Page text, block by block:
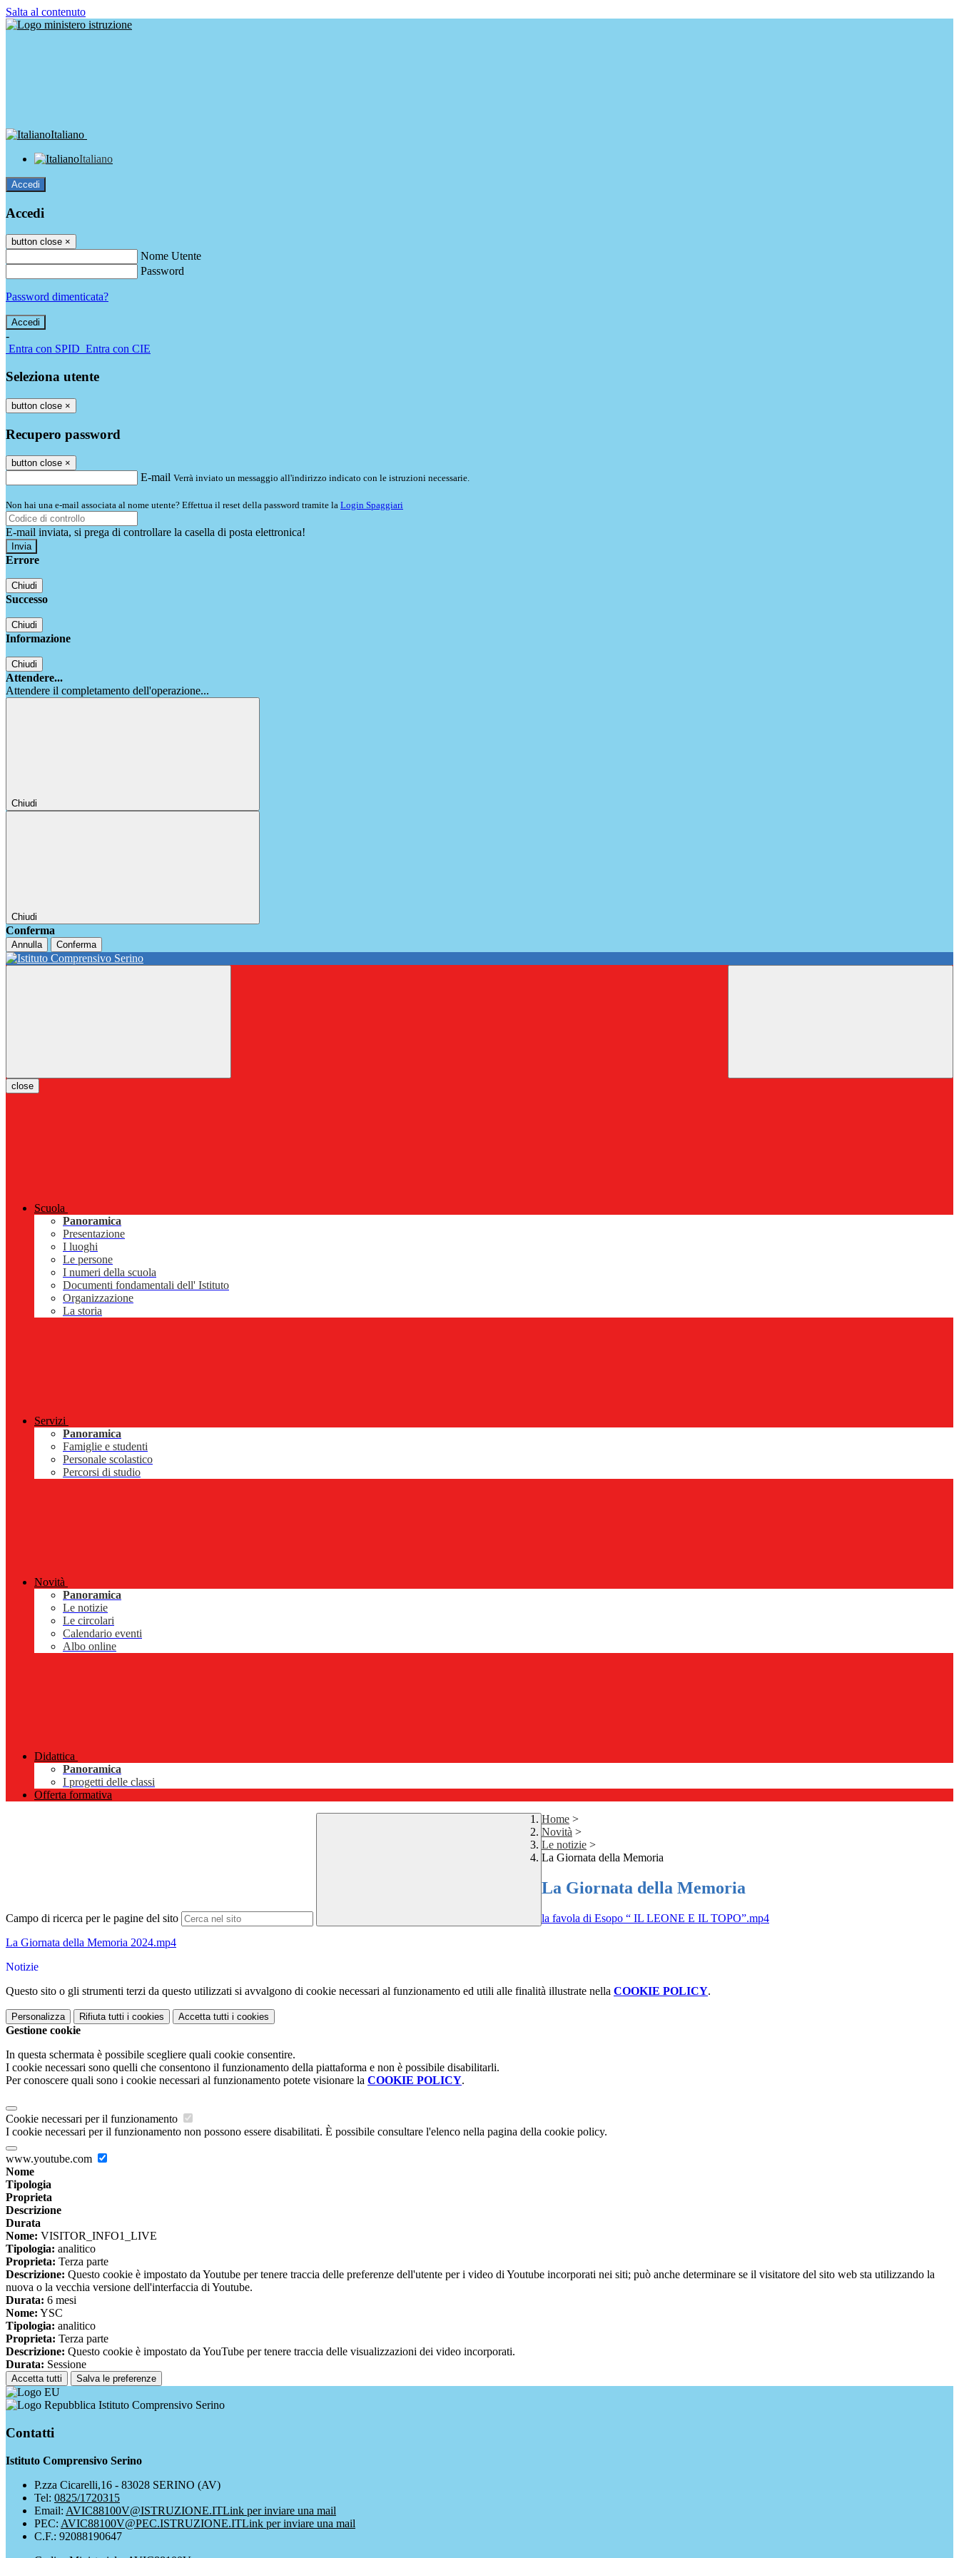
Salta al contenuto
Italiano
Italiano
Accedi
Accedi
button close ×
Nome Utente
Password
Password dimenticata?
-
Entra con SPID Entra con CIE
Seleziona utente
button close ×
Recupero password
button close ×
E-mail Verrà inviato un messaggio all'indirizzo indicato con le istruzioni necessarie.
Non hai una e-mail associata al nome utente? Effettua il reset della password tramite la Login Spaggiari
E-mail inviata, si prega di controllare la casella di posta elettronica!
Errore
Chiudi
Successo
Chiudi
Informazione
Chiudi
Attendere...
Attendere il completamento dell'operazione...
Chiudi
Chiudi
Conferma
Annulla Conferma
close
Scuola
Panoramica
Presentazione
I luoghi
Le persone
I numeri della scuola
Documenti fondamentali dell' Istituto
Organizzazione
La storia
Servizi
Panoramica
Famiglie e studenti
Personale scolastico
Percorsi di studio
Novità
Panoramica
Le notizie
Le circolari
Calendario eventi
Albo online
Didattica
Panoramica
I progetti delle classi
Offerta formativa
Campo di ricerca per le pagine del sito
Home >
Novità >
Le notizie >
La Giornata della Memoria
La Giornata della Memoria
la favola di Esopo “ IL LEONE E IL TOPO”.mp4
La Giornata della Memoria 2024.mp4
Notizie
Questo sito o gli strumenti terzi da questo utilizzati si avvalgono di cookie necessari al funzionamento ed utili alle finalità illustrate nella COOKIE POLICY.
Personalizza Rifiuta tutti i cookies Accetta tutti i cookies
Gestione cookie
In questa schermata è possibile scegliere quali cookie consentire.
I cookie necessari sono quelli che consentono il funzionamento della piattaforma e non è possibile disabilitarli.
Per conoscere quali sono i cookie necessari al funzionamento potete visionare la COOKIE POLICY.
Cookie necessari per il funzionamento
I cookie necessari per il funzionamento non possono essere disabilitati. È possibile consultare l'elenco nella pagina della cookie policy.
www.youtube.com
Nome
Tipologia
Proprieta
Descrizione
Durata
Nome: VISITOR_INFO1_LIVE
Tipologia: analitico
Proprieta: Terza parte
Descrizione: Questo cookie è impostato da Youtube per tenere traccia delle preferenze dell'utente per i video di Youtube incorporati nei siti; può anche determinare se il visitatore del sito web sta utilizzando la
nuova o la vecchia versione dell'interfaccia di Youtube.
Durata: 6 mesi
Nome: YSC
Tipologia: analitico
Proprieta: Terza parte
Descrizione: Questo cookie è impostato da YouTube per tenere traccia delle visualizzazioni dei video incorporati.
Durata: Sessione
Accetta tutti Salva le preferenze
Istituto Comprensivo Serino
Contatti
Istituto Comprensivo Serino
P.zza Cicarelli,16 - 83028 SERINO (AV)
Tel: 0825/1720315
Email: AVIC88100V@ISTRUZIONE.ITLink per inviare una mail
PEC: AVIC88100V@PEC.ISTRUZIONE.ITLink per inviare una mail
C.F.: 92088190647